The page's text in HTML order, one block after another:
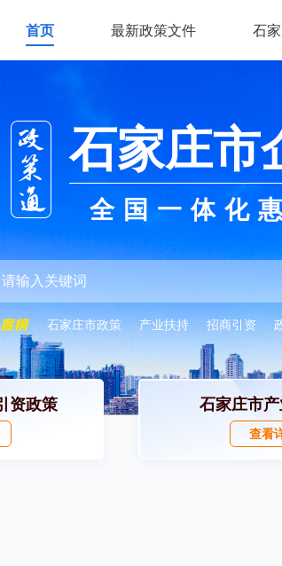
首页 最新政策文件 石
石家庄市
全国一体化
石家庄市政策 产业扶持 招商引资
资政策 石家庄市
查看